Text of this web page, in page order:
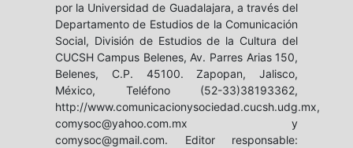
por la Universidad de Guadalajara, a través del
Departamento de Estudios de la Comunicación
Social, División de Estudios de la Cultura del
CUCSH Campus Belenes, Av. Parres Arias 150,
Belenes, C.P. 45100. Zapopan, Jalisco,
México, Teléfono (52-33)38193362,
http://www.comunicacionysociedad.cucsh.udg.mx,
comysoc@yahoo.com.mx y
comysoc@gmail.com. Editor responsable: